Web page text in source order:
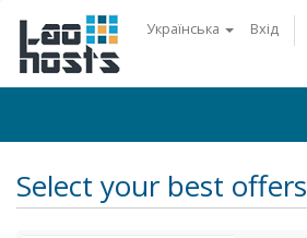
Українська Вхід
Select your best offers